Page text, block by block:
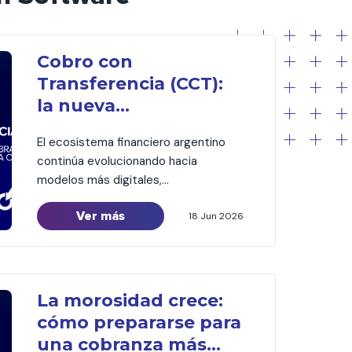
Cobro con
Transferencia (CCT):
la nueva
cobranza que
transformará el
ecosistema crediticio
El ecosistema financiero argentino
continúa evolucionando hacia
modelos más digitales,
interoperables y automatizados. En
ese contexto, COELSA presentó
iniciativa impulsada por la
Comunicación «A» 8406 del BCRA
que establece una nueva
arquitectura para la cobranza de
Ver más 18 Jun 2026
La morosidad crece:
cómo prepararse para
una cobranza más